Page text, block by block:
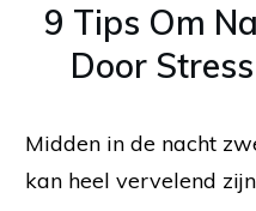
9 Tips Om
Door
Midden in de nacht
kan heel vervelend